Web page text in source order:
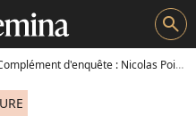
search
d'enquête : Nicolas Poincaré remplacera Benoît Duquesne